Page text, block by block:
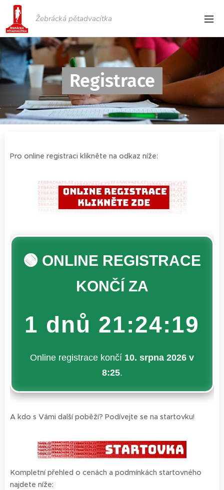
Žebrácká pětadvacítka
Registrace
Pro online registraci klikněte na odkaz níže:
🟢 ONLINE REGISTRACE
KONČÍ ZA
1 dnů 21:24:18
Online registrace končí 10. srpna 2026 v
8:25.
A kdo s Vámi další poběží? Podívejte se na startovku!
Kompletní přehled o cenách a podmínkách startovného
najdete níže: